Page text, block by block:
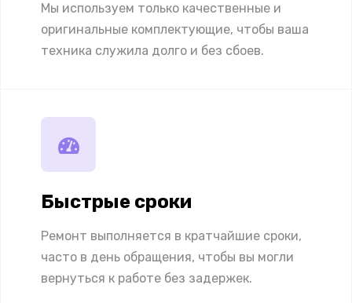
Мы используем только качественные и
оригинальные комплектующие, чтобы ваша
техника служила долго и без сбоев.
Быстрые сроки
Ремонт выполняется в кратчайшие сроки,
часто в день обращения, чтобы вы могли
вернуться к работе без задержек.